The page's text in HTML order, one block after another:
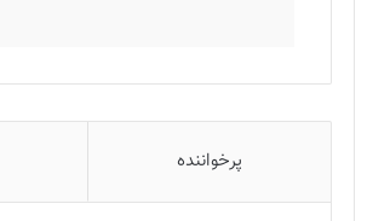
پرخواننده